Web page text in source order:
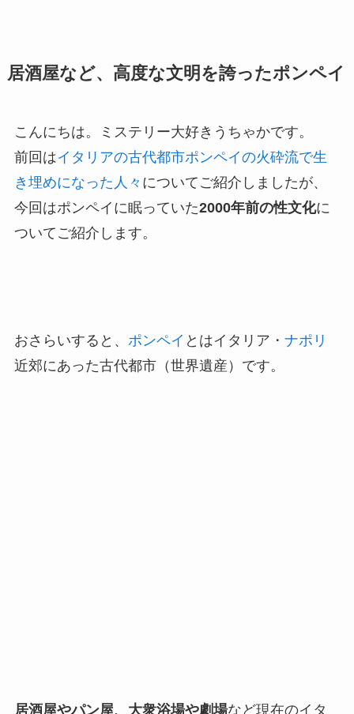
居酒屋など、高度な文明を誇ったポンペイ
こんにちは。ミステリー大好きうちゃかです。
前回はイタリアの古代都市ポンペイの火砕流で生
き埋めになった人々 についてご紹介しましたが、
今回はポンペイに眠っていた2000年前の性文化に
ついてご紹介します。
おさらいすると、 ポンペイ とはイタリア・ ナポリ
近郊にあった古代都市（世界遺産）です。
居酒屋やパン屋、大衆浴場や劇場など現在のイタ